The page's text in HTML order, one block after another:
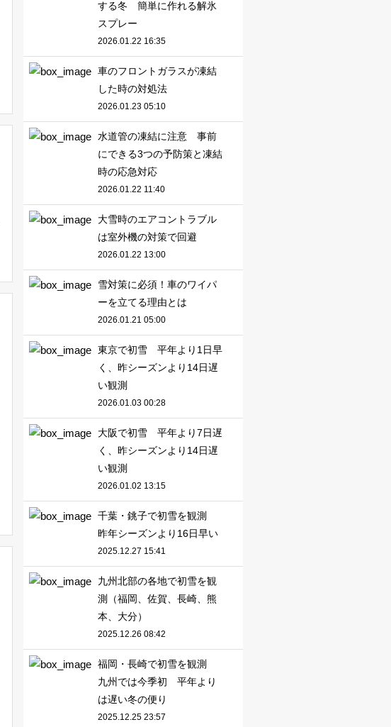
する冬 簡単に作れる解氷
スプレー
2026.01.22 16:35
車のフロントガラスが凍結
した時の対処法
2026.01.23 05:10
水道管の凍結に注意 事前
にできる3つの予防策と凍結
時の応急対応
2026.01.22 11:40
大雪時のエアコントラブル
は室外機の対策で回避
2026.01.22 13:00
雪対策に必須！車のワイパ
ーを立てる理由とは
2026.01.21 05:00
東京で初雪 平年より1日早
く、昨シーズンより14日遅
い観測
2026.01.03 00:28
大阪で初雪 平年より7日遅
く、昨シーズンより14日遅
い観測
2026.01.02 13:15
千葉・銚子で初雪を観測
昨年シーズンより16日早い
2025.12.27 15:41
九州北部の各地で初雪を観
測（福岡、佐賀、長崎、熊
本、大分）
2025.12.26 08:42
福岡・長崎で初雪を観測
九州では今季初 平年より
は遅い冬の便り
2025.12.25 23:57